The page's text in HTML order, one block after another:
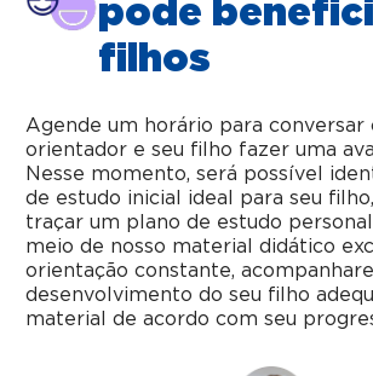
pode
filhos
Agende um horário para conversar
orientador e seu filho fazer uma
Nesse momento, será possível
de estudo inicial ideal para seu
traçar um plano de estudo
meio de nosso material didático
orientação constante,
desenvolvimento do seu filho
material de acordo com seu